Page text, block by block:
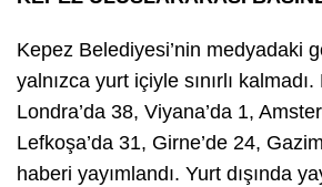
Kepez Belediyesi’nin medyadaki
yalnızca yurt içiyle sınırlı kalmadı.
Londra’da 38, Viyana’da 1,
Lefkoşa’da 31, Girne’de 24,
haberi yayımlandı. Yurt dışında